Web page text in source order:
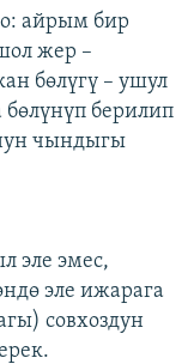
айрым бир
жер –
бөлүгү – ушул
берилип
чындыгы
эле эмес,
эле ижарага
совхоздун